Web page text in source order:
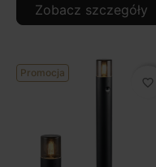
Zobacz szczegóły
Promocja
favorite_border